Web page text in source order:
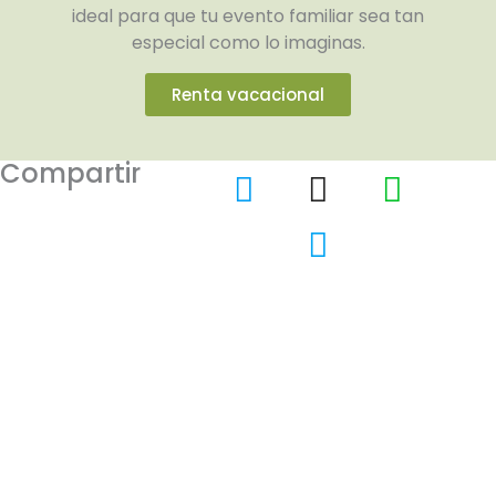
ideal para que tu evento familiar sea tan
especial como lo imaginas.
Renta vacacional
Compartir